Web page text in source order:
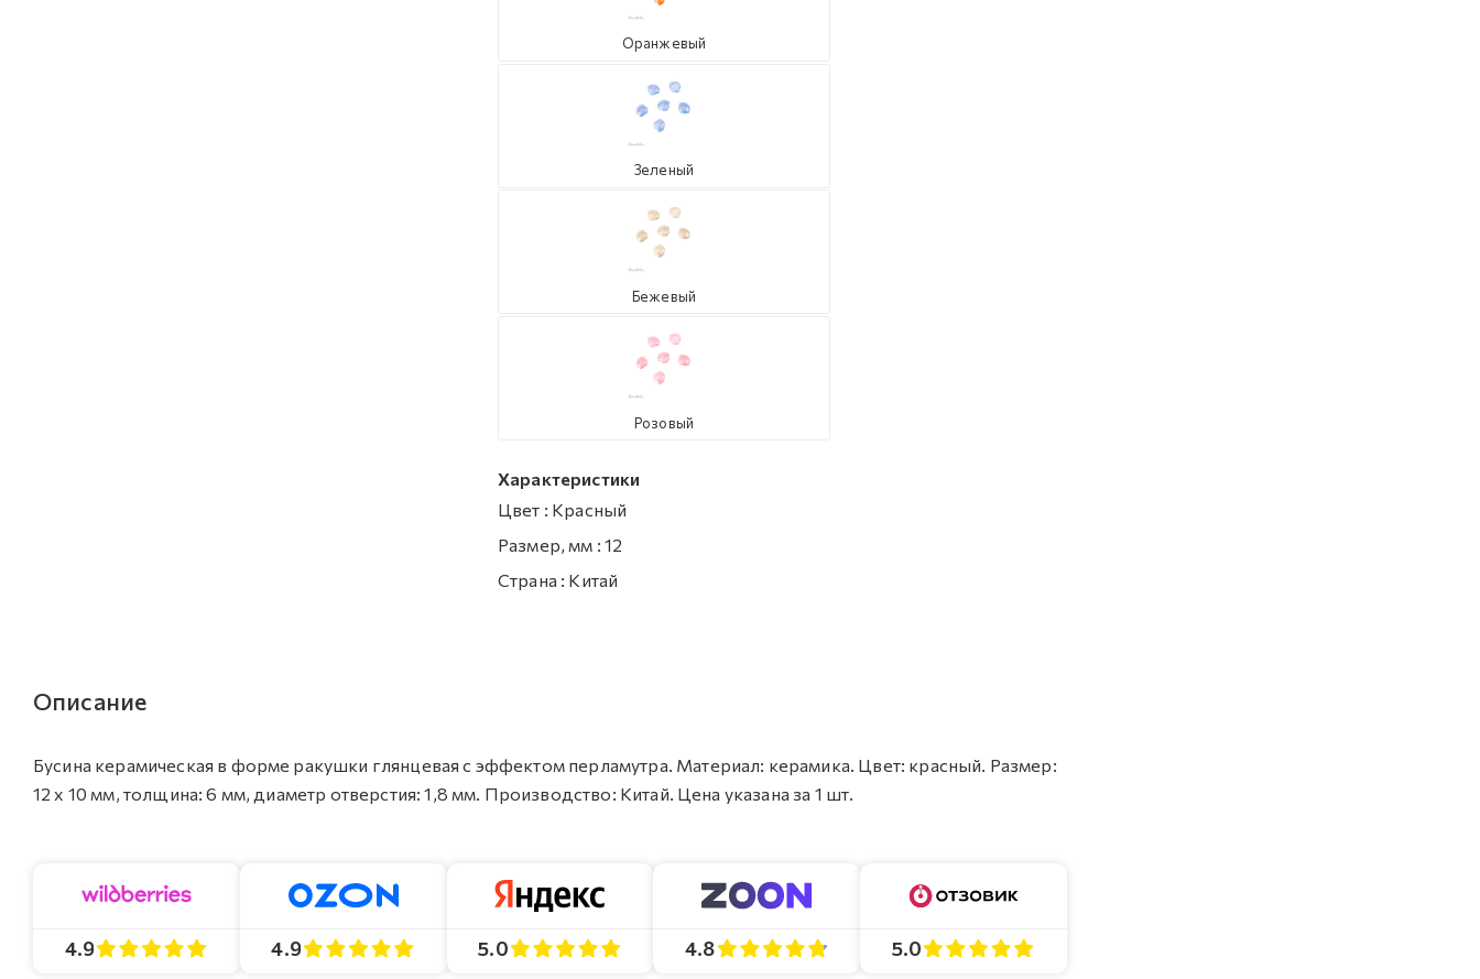
Оранжевый
Зеленый
Бежевый
Розовый
Характеристики
Цвет : Красный
Размер, мм : 12
Страна : Китай
Описание
Бусина керамическая в форме ракушки глянцевая с эффектом перламутра. Материал: керамика. Цвет: красный. Размер:
12 х 10 мм, толщина: 6 мм, диаметр отверстия: 1,8 мм. Производство: Китай. Цена указана за 1 шт.
4.9 4.9 5.0 4.8 5.0